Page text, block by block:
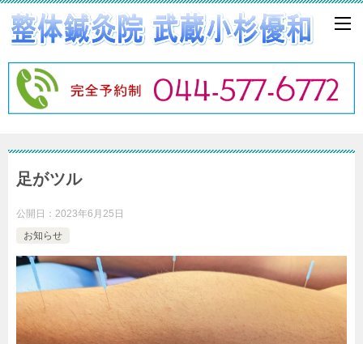
足がツル
公開日： 2023年6月25日
お知らせ